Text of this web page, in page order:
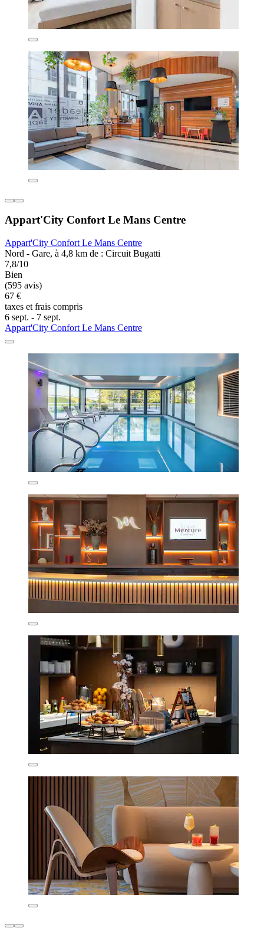
Appart'City Confort Le Mans Centre
Appart'City Confort Le Mans Centre
Nord - Gare, à 4,8 km de : Circuit Bugatti
7,8/10
Bien
(595 avis)
67 €
taxes et frais compris
6 sept. - 7 sept.
Appart'City Confort Le Mans Centre